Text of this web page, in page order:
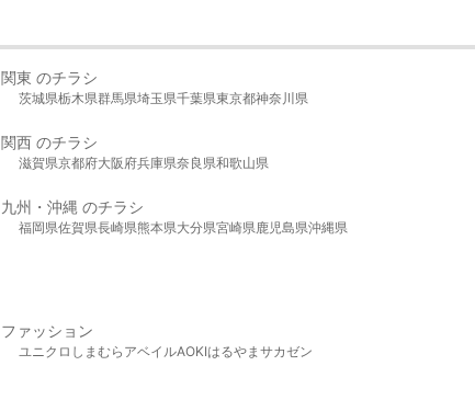
関東 のチラシ
茨城県栃木県群馬県埼玉県千葉県東京都神奈川県
関西 のチラシ
滋賀県京都府大阪府兵庫県奈良県和歌山県
九州・沖縄 のチラシ
福岡県佐賀県長崎県熊本県大分県宮崎県鹿児島県沖縄県
ファッション
ユニクロ しまむら アベイルAOKIはるやま サカゼン